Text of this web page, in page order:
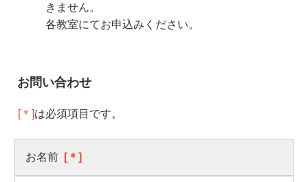
きません。
各教室にてお申込みください。
お問い合わせ
[＊]は必須項目です。
お名前 [＊]